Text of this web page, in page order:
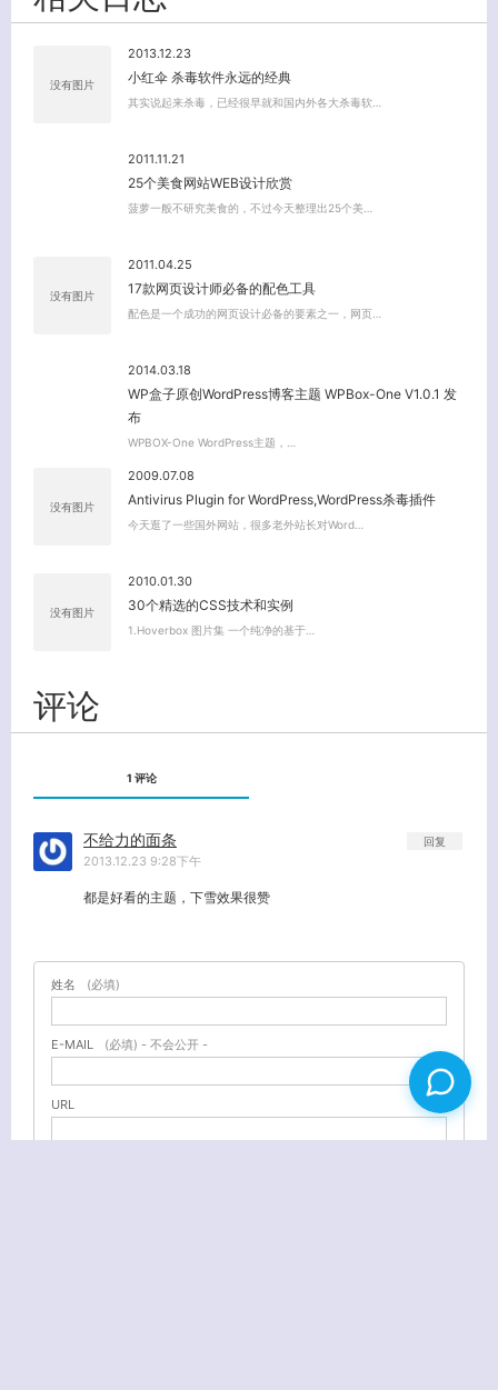
没有图片
2013.12.23
小红伞 杀毒软件永远的经典
其实说起来杀毒，已经很早就和国内外各大杀毒软…
2011.11.21
25个美食网站WEB设计欣赏
菠萝一般不研究美食的，不过今天整理出25个美…
没有图片
2011.04.25
17款网页设计师必备的配色工具
配色是一个成功的网页设计必备的要素之一，网页…
2014.03.18
WP盒子原创WordPress博客主题 WPBox-One V1.0.1 发
布
WPBOX-One WordPress主题，…
没有图片
2009.07.08
Antivirus Plugin for WordPress,WordPress杀毒插件
今天逛了一些国外网站，很多老外站长对Word…
没有图片
2010.01.30
30个精选的CSS技术和实例
1.Hoverbox 图片集 一个纯净的基于…
评论
1 评论
不给力的面条
2013.12.23 9:28下午
都是好看的主题，下雪效果很赞
回复
姓名 (必填)
E-MAIL (必填) - 不会公开 -
URL